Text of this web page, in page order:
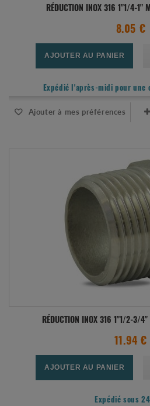
RÉDUCTION INOX 316 1"1/4-1"
8.05 €
AJOUTER AU PANIER
Expédié l'après-midi pour une
Ajouter à mes préférences
RÉDUCTION INOX 316 1"1/2-3/4"
11.94 €
AJOUTER AU PANIER
Expédié sous